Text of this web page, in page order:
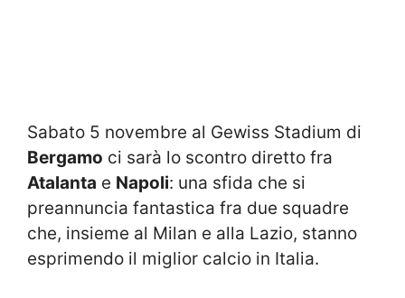
Sabato 5 novembre al Gewiss Stadium di
Bergamo ci sarà lo scontro diretto fra
Atalanta e Napoli: una sfida che si
preannuncia fantastica fra due squadre
che, insieme al Milan e alla Lazio, stanno
esprimendo il miglior calcio in Italia.